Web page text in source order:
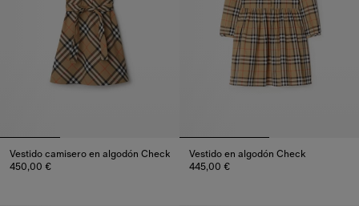
Vestido camisero en algodón Check
450,00 €
Vestido en algodón Check
445,00 €